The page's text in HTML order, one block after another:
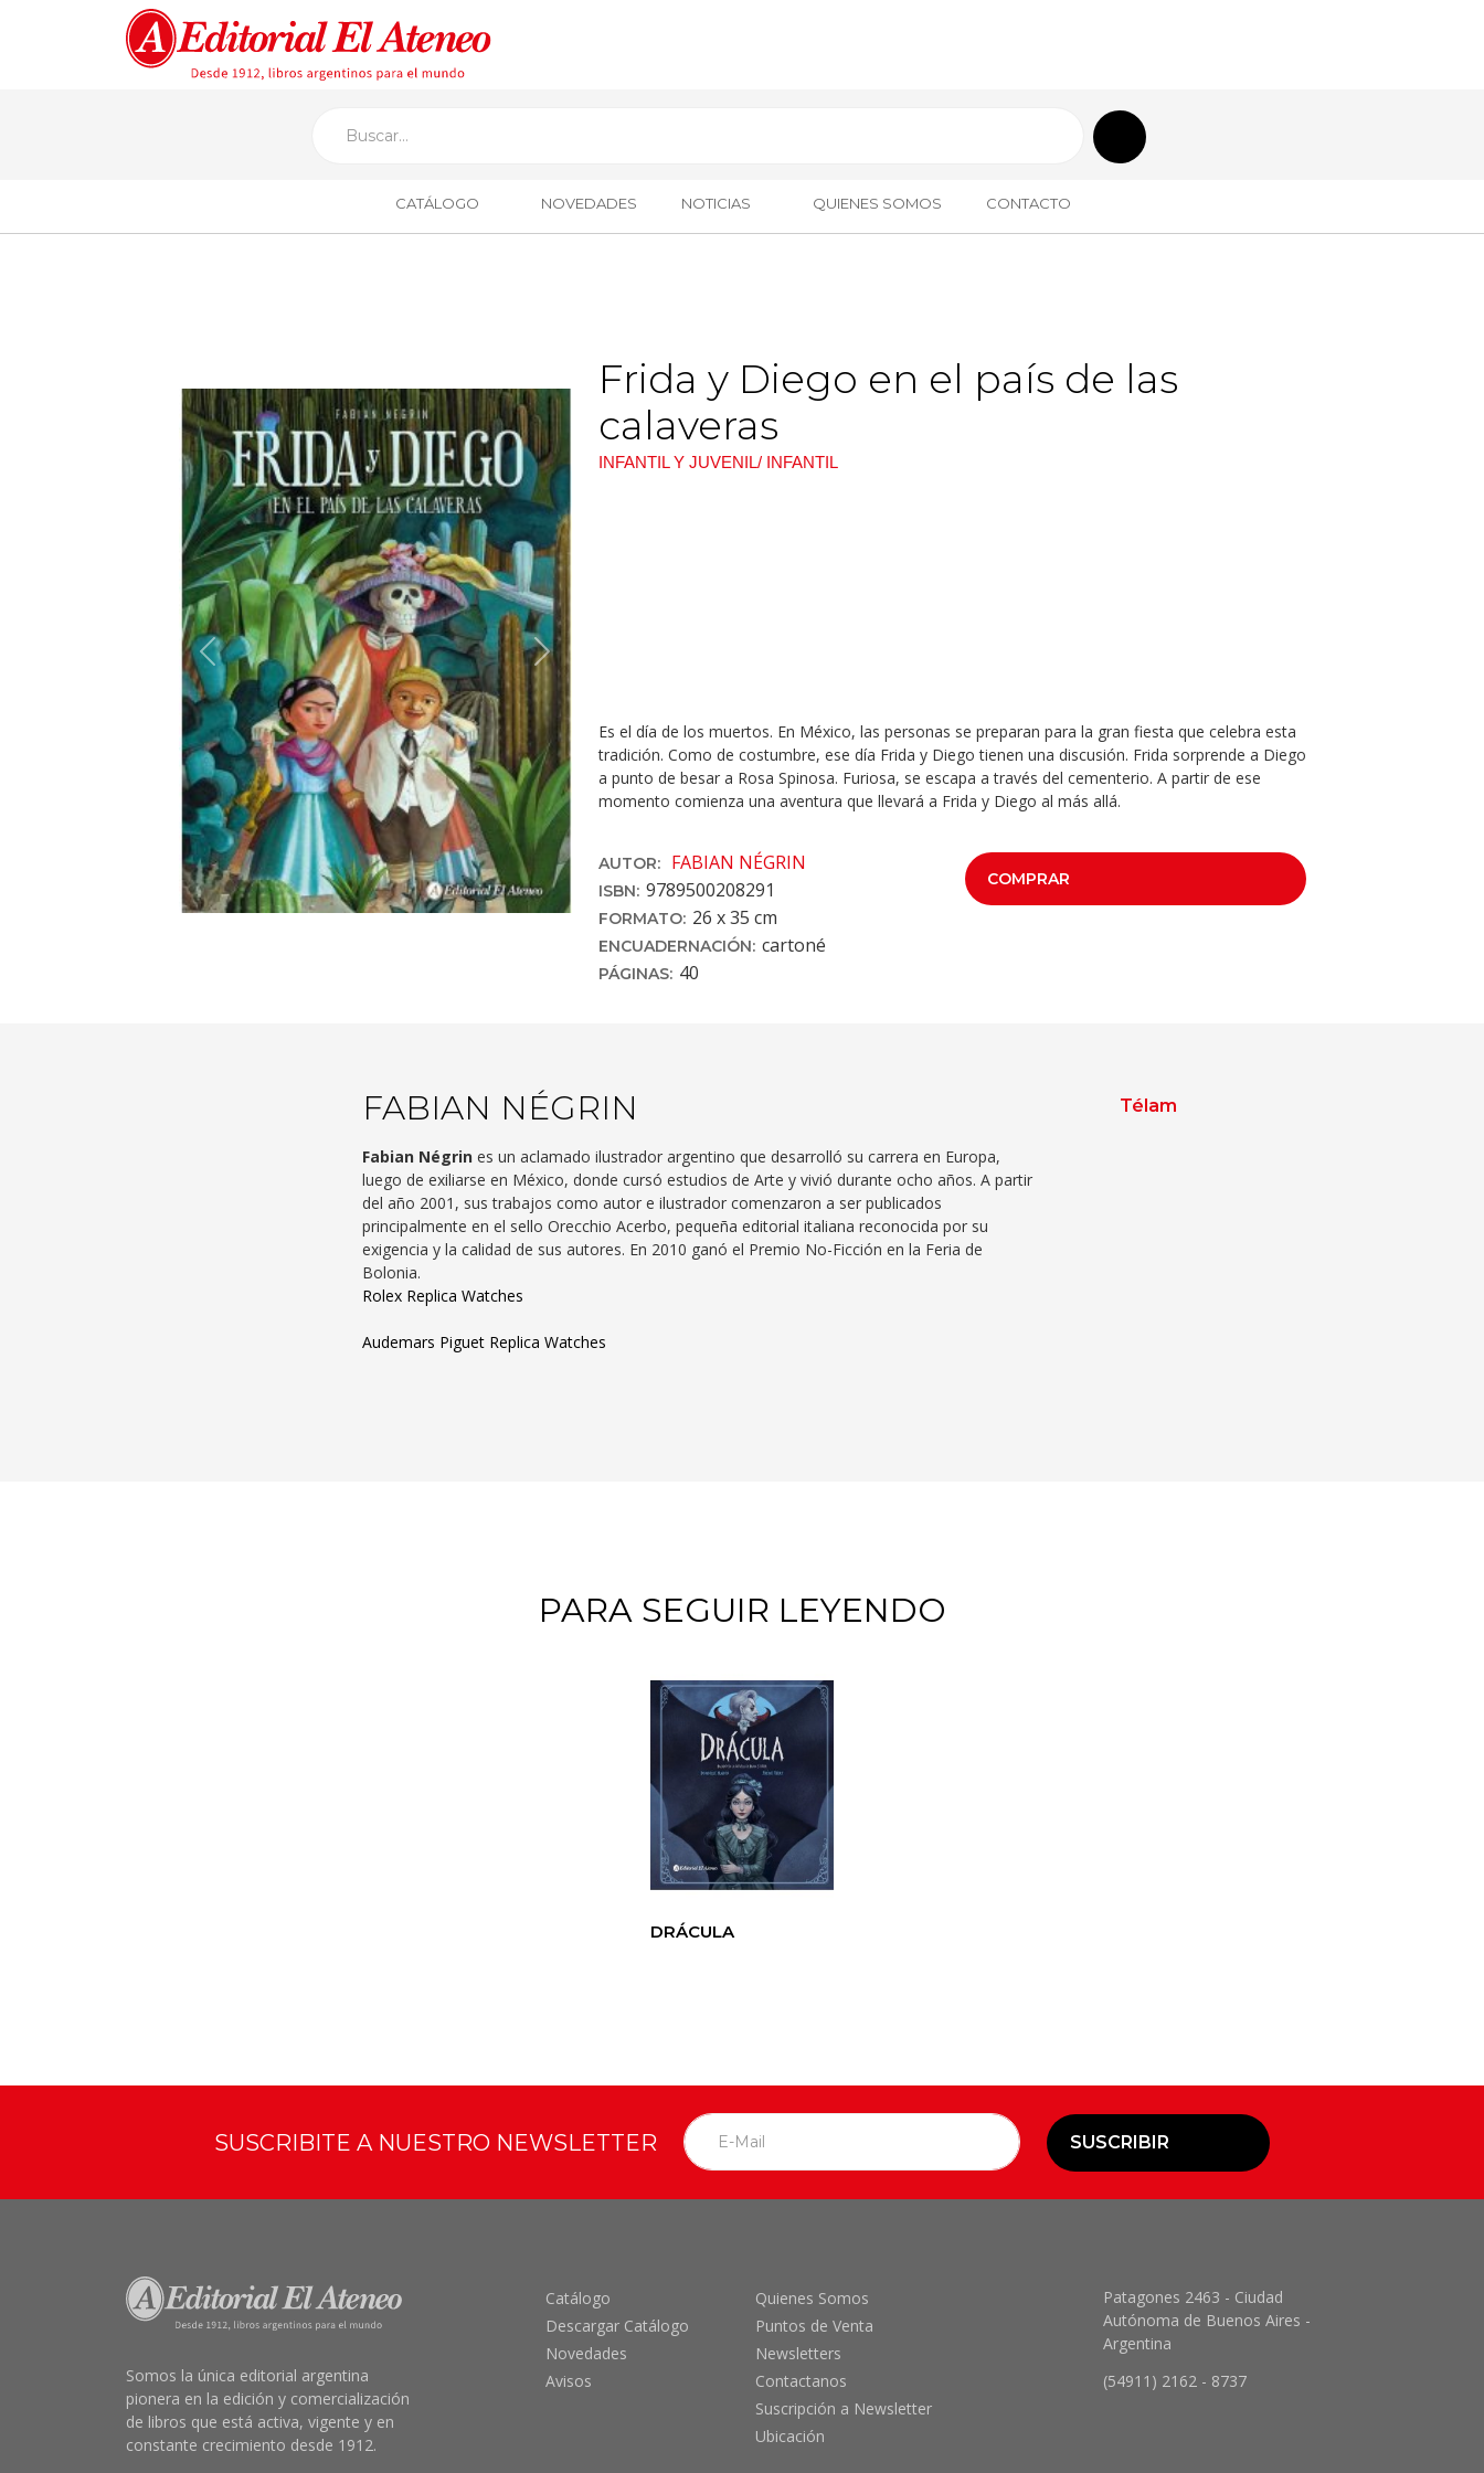
CATÁLOGO NOVEDADES NOTICIAS QUIENES SOMOS CONTACTO
Previous Next
Frida y Diego en el país de las
calaveras
INFANTIL Y JUVENIL/ INFANTIL
Es el día de los muertos. En México, las personas se preparan para la gran fiesta que celebra esta
tradición. Como de costumbre, ese día Frida y Diego tienen una discusión. Frida sorprende a Diego
a punto de besar a Rosa Spinosa. Furiosa, se escapa a través del cementerio. A partir de ese
momento comienza una aventura que llevará a Frida y Diego al más allá.
AUTOR: FABIAN NÉGRIN
ISBN: 9789500208291
FORMATO: 26 x 35 cm
ENCUADERNACIÓN: cartoné
PÁGINAS: 40
COMPRAR
FABIAN NÉGRIN
Fabian Négrines un aclamado ilustrador argentino que desarrolló su carrera en Europa,
luego de exiliarse en México, donde cursó estudios de Arte y vivió durante ocho años. A partir
del año 2001, sus trabajos como autor e ilustrador comenzaron a ser publicados
principalmente en el sello Orecchio Acerbo, pequeña editorial italiana reconocida por su
exigencia y la calidad de sus autores. En 2010 ganó el Premio No-Ficción en la Feria de
Bolonia.
Rolex Replica Watches
Audemars Piguet Replica Watches
Télam
PARA SEGUIR LEYENDO
DRÁCULA
SUSCRIBITE A NUESTRO NEWSLETTER SUSCRIBIR
Somos la única editorial argentina
pionera en la edición y comercialización
de libros que está activa, vigente y en
constante crecimiento desde 1912.
Catálogo
Descargar Catálogo
Novedades
Avisos
Quienes Somos
Puntos de Venta
Newsletters
Contactanos
Suscripción a Newsletter
Ubicación
Patagones 2463 - Ciudad
Autónoma de Buenos Aires -
Argentina
(54911) 2162 - 8737